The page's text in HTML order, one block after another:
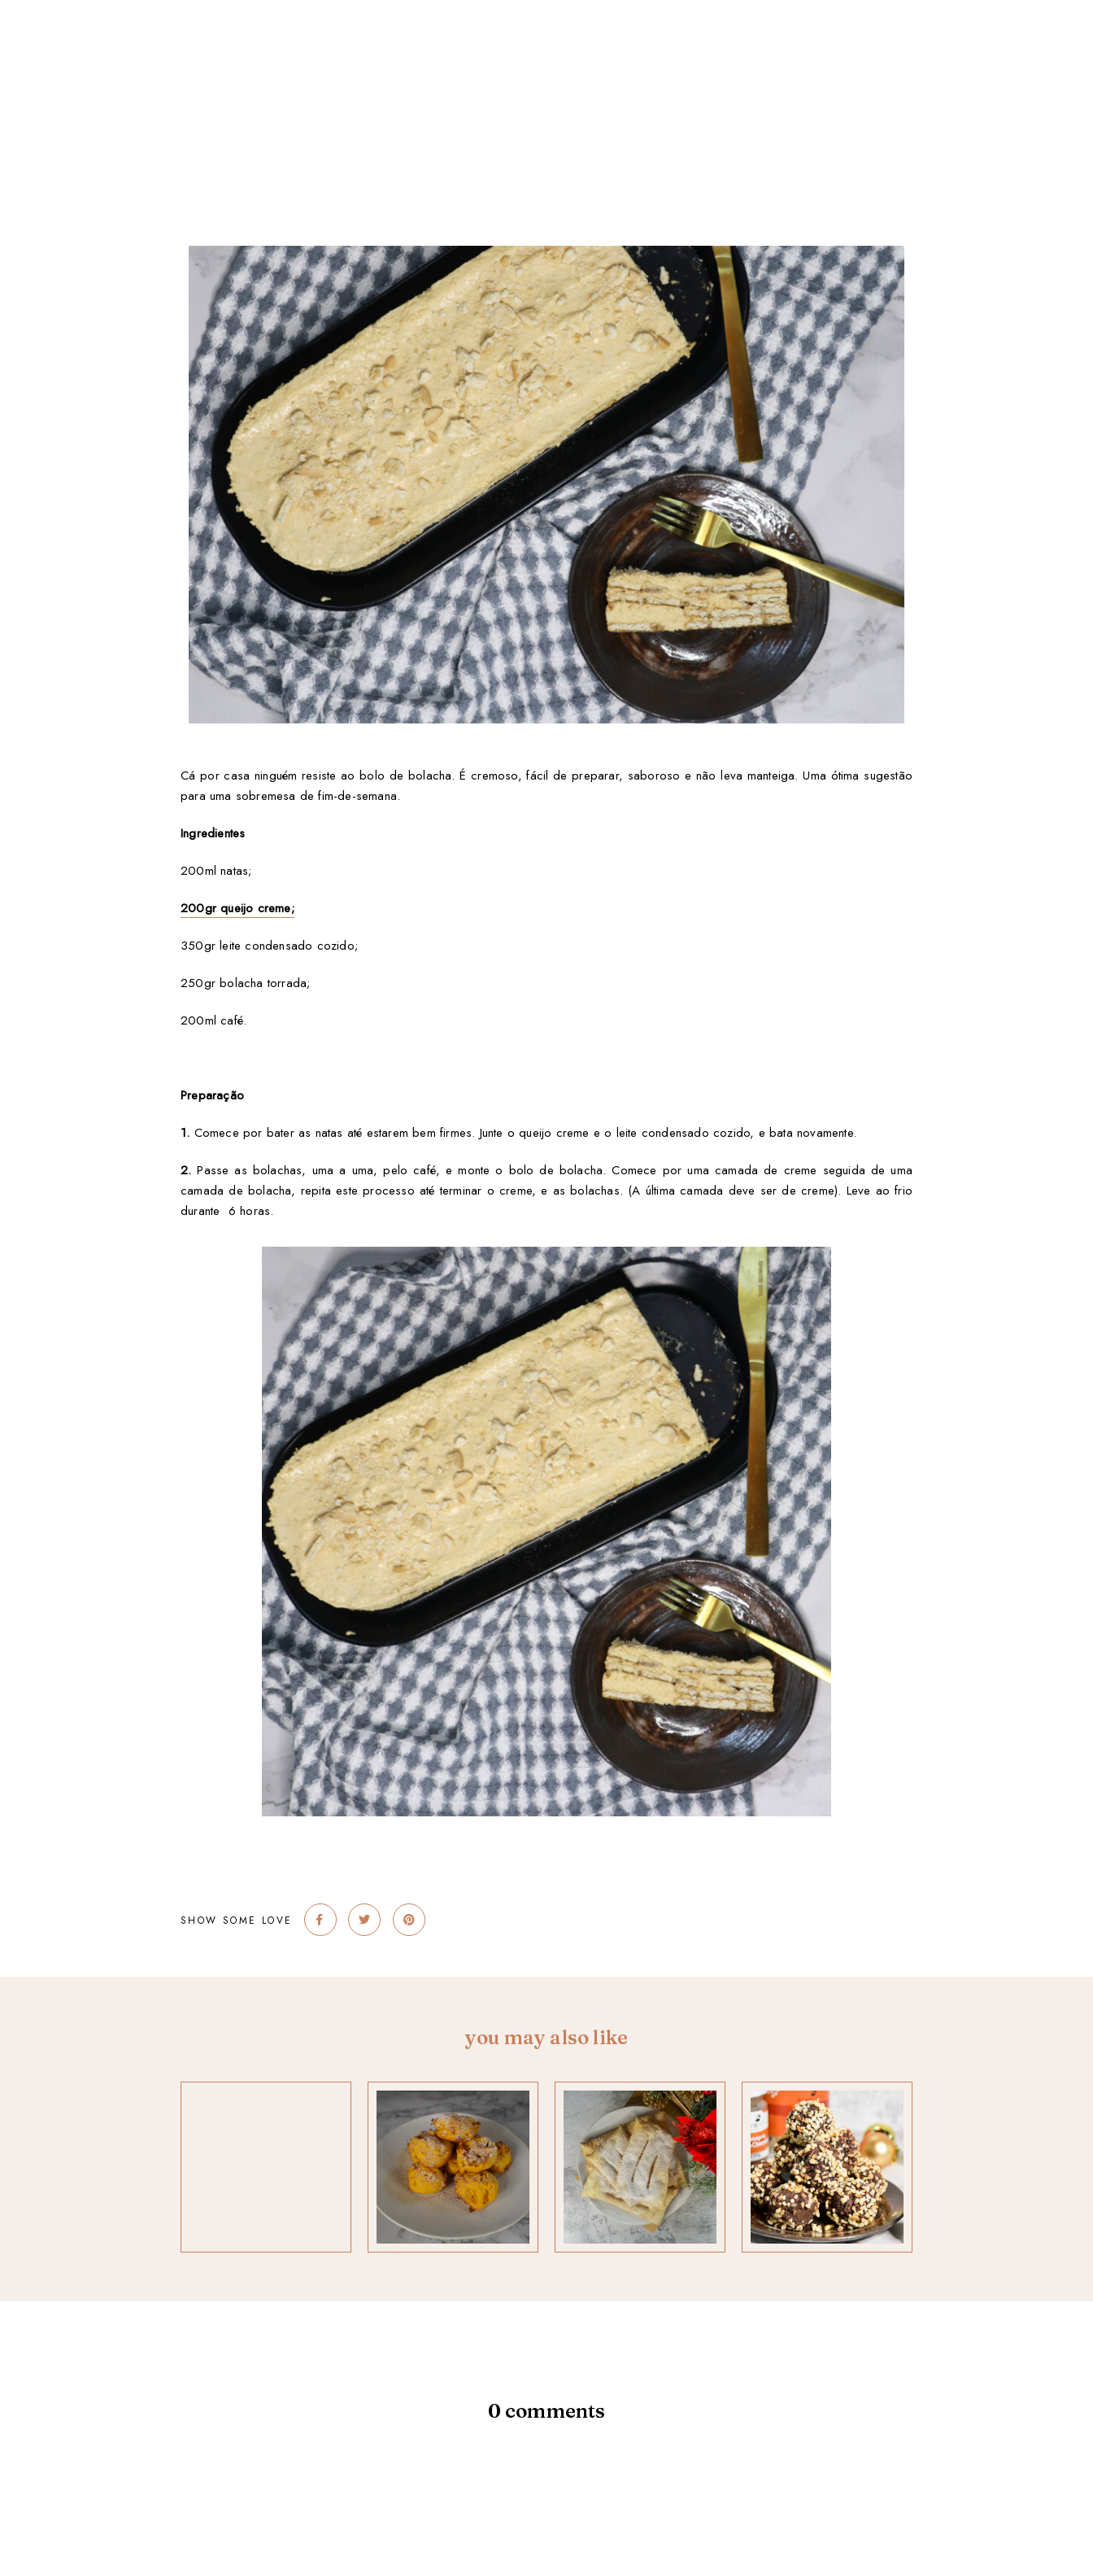
Cá por casa ninguém resiste ao bolo de bolacha. É cremoso, fácil de preparar, saboroso e não leva manteiga. Uma ótima sugestão
para uma sobremesa de fim-de-semana.
Ingredientes
200ml natas;
200gr queijo creme;
350gr leite condensado cozido;
250gr bolacha torrada;
200ml café.
Preparação
1. Comece por bater as natas até estarem bem firmes. Junte o queijo creme e o leite condensado cozido, e bata novamente.
2. Passe as bolachas, uma a uma, pelo café, e monte o bolo de bolacha. Comece por uma camada de creme seguida de uma
camada de bolacha, repita este processo até terminar o creme, e as bolachas. (A última camada deve ser de creme). Leve ao frio
durante 6 horas.
SHOW SOME LOVE
you may also like
0 comments